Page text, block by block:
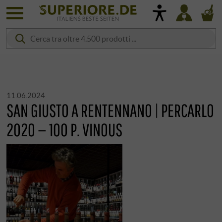
11.06.2024
SAN GIUSTO A RENTENNANO | PERCARLO
2020 — 100 P. VINOUS